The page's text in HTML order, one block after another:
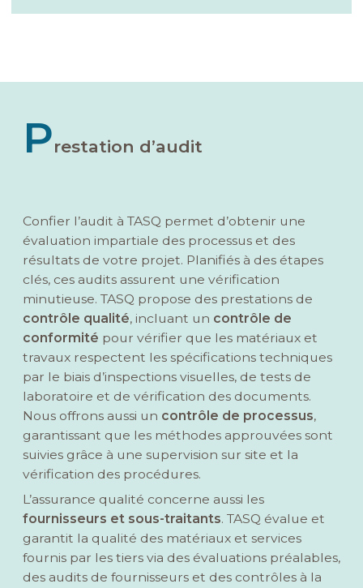
Prestation d’audit
Confier l’audit à TASQ permet d’obtenir une
évaluation impartiale des processus et des
résultats de votre projet. Planifiés à des étapes
clés, ces audits assurent une vérification
minutieuse. TASQ propose des prestations de
contrôle qualité, incluant un contrôle de
conformité pour vérifier que les matériaux et
travaux respectent les spécifications techniques
par le biais d’inspections visuelles, de tests de
laboratoire et de vérification des documents.
Nous offrons aussi un contrôle de processus,
garantissant que les méthodes approuvées sont
suivies grâce à une supervision sur site et la
vérification des procédures.
L’assurance qualité concerne aussi les
fournisseurs et sous-traitants. TASQ évalue et
garantit la qualité des matériaux et services
fournis par les tiers via des évaluations préalables,
des audits de fournisseurs et des contrôles à la